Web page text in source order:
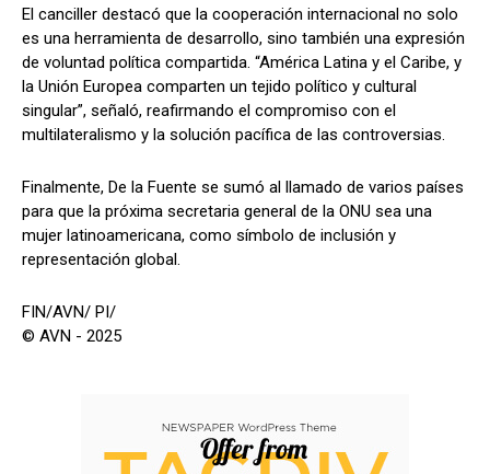
El canciller destacó que la cooperación internacional no solo
es una herramienta de desarrollo, sino también una expresión
de voluntad política compartida. “América Latina y el Caribe, y
la Unión Europea comparten un tejido político y cultural
singular”, señaló, reafirmando el compromiso con el
multilateralismo y la solución pacífica de las controversias.
Finalmente, De la Fuente se sumó al llamado de varios países
para que la próxima secretaria general de la ONU sea una
mujer latinoamericana, como símbolo de inclusión y
representación global.
FIN/AVN/ PI/
© AVN - 2025